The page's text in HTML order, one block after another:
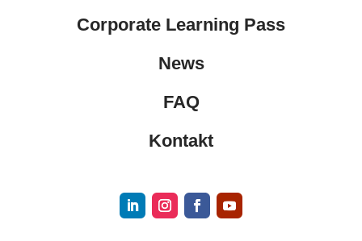
Corporate Learning Pass
News
FAQ
Kontakt